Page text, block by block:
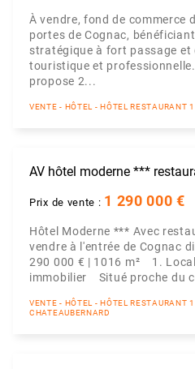
À vendre, fond de commerce
portes de Cognac,
stratégique à fort passage et
touristique et
propose 2...
VENTE - HÔTEL - HÔTEL RESTAURANT
AV hôtel moderne ***
Prix de vente : 1 290 000 €
Hôtel Moderne *** Avec
vendre à l'entrée de Cognac
290 000 € | 1016 m² 1.
immobilier Situé proche du
VENTE - HÔTEL - HÔTEL RESTAURANT
CHATEAUBERNARD